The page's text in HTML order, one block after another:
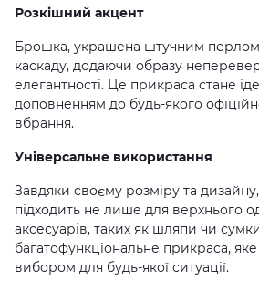
Розкішний акцент
Брошка, украшена штучним
каскаду, додаючи образу
елегантності. Це прикраса стане
доповненням до будь-якого
вбрання.
Універсальне використання
Завдяки своєму розміру та
підходить не лише для верхнього
аксесуарів, таких як шляпи чи
багатофункціональне прикраса,
вибором для будь-якої ситуації.